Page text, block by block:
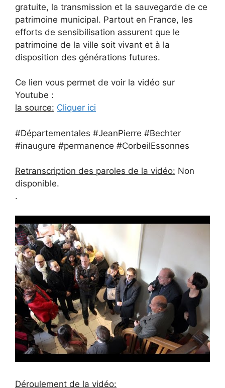
gratuite, la transmission et la sauvegarde de ce
patrimoine municipal. Partout en France, les
efforts de sensibilisation assurent que le
patrimoine de la ville soit vivant et à la
disposition des générations futures.
Ce lien vous permet de voir la vidéo sur
Youtube :
la source: Cliquer ici
#Départementales #JeanPierre #Bechter
#inaugure #permanence #CorbeilEssonnes
Retranscription des paroles de la vidéo: Non
disponible.
.
Déroulement de la vidéo: